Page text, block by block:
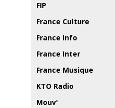
FIP
France Culture
France Info
France Inter
France Musique
KTO Radio
Mouv'